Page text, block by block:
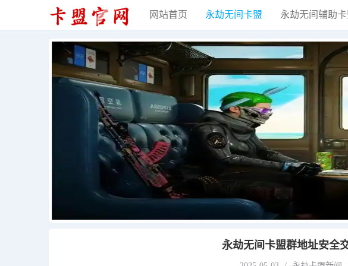
网站首页 永劫无间卡盟 永劫无间辅助
永劫无间卡盟群地址安全